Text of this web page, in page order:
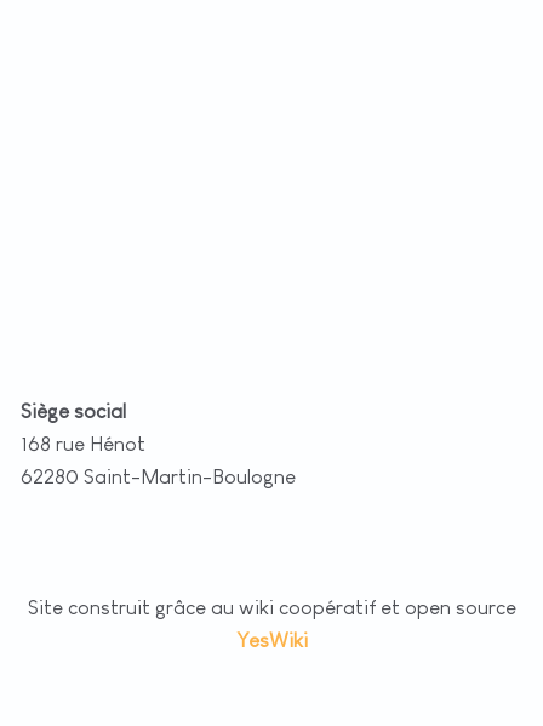
Siège social
168 rue Hénot
62280 Saint-Martin-Boulogne
Site construit grâce au wiki coopératif et open source
YesWiki